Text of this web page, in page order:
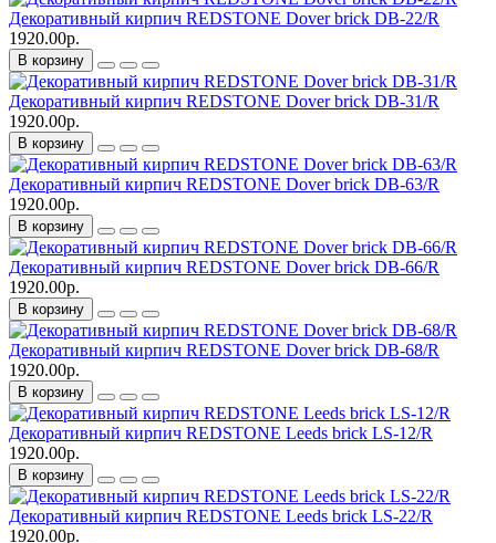
Декоративный кирпич REDSTONE Dover brick DB-22/R
1920.00р.
В корзину
Декоративный кирпич REDSTONE Dover brick DB-31/R
1920.00р.
В корзину
Декоративный кирпич REDSTONE Dover brick DB-63/R
1920.00р.
В корзину
Декоративный кирпич REDSTONE Dover brick DB-66/R
1920.00р.
В корзину
Декоративный кирпич REDSTONE Dover brick DB-68/R
1920.00р.
В корзину
Декоративный кирпич REDSTONE Leeds brick LS-12/R
1920.00р.
В корзину
Декоративный кирпич REDSTONE Leeds brick LS-22/R
1920.00р.